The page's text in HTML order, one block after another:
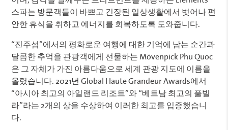
스파는 방문객들이 바쁘고 긴장된 일상생활에서 벗어나 편
안한 휴식을 취하고 에너지를 회복하도록 도와줍니다.
“진주섬”에서의 평화로운 여행에 대한 기억에 남는 순간과
달콤한 추억을 관광객에게 선물하는 Mövenpick Phu Quoc
은 그 자체가 가진 아름다움으로 세계 관광 지도에 이름을
올렸습니다. 2021년 Global Haute Grandeur Awards에서
“아시아 최고의 아일랜드 리조트”와 “베트남 최고의 풀빌
라”라는 2개의 상을 수상하여 이러한 최고를 입증했습니
다.